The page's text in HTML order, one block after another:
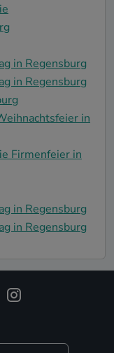
in Regensburg
in Regensburg
in
Firmenfeier in
in Regensburg
in Regensburg